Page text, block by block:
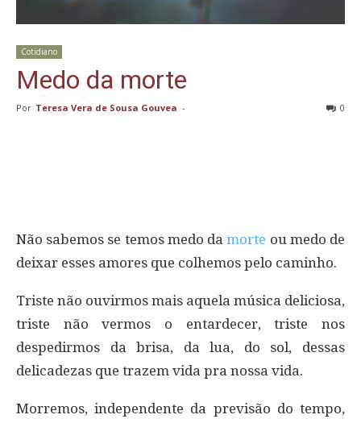
Cotidiano
Medo da morte
Por Teresa Vera de Sousa Gouvea - 0
Não sabemos se temos medo damorte ou medo de
deixar esses amores que colhemos pelo caminho.
Triste não ouvirmos mais aquela música deliciosa,
triste não vermos o entardecer, triste nos
despedirmos da brisa, da lua, do sol, dessas
delicadezas que trazem vida pra nossa vida.
Morremos, independente da previsão do tempo,